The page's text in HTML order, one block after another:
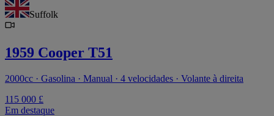
Suffolk
1959 Cooper T51
2000cc · Gasolina · Manual · 4 velocidades · Volante à direita
115 000 £
Em destaque